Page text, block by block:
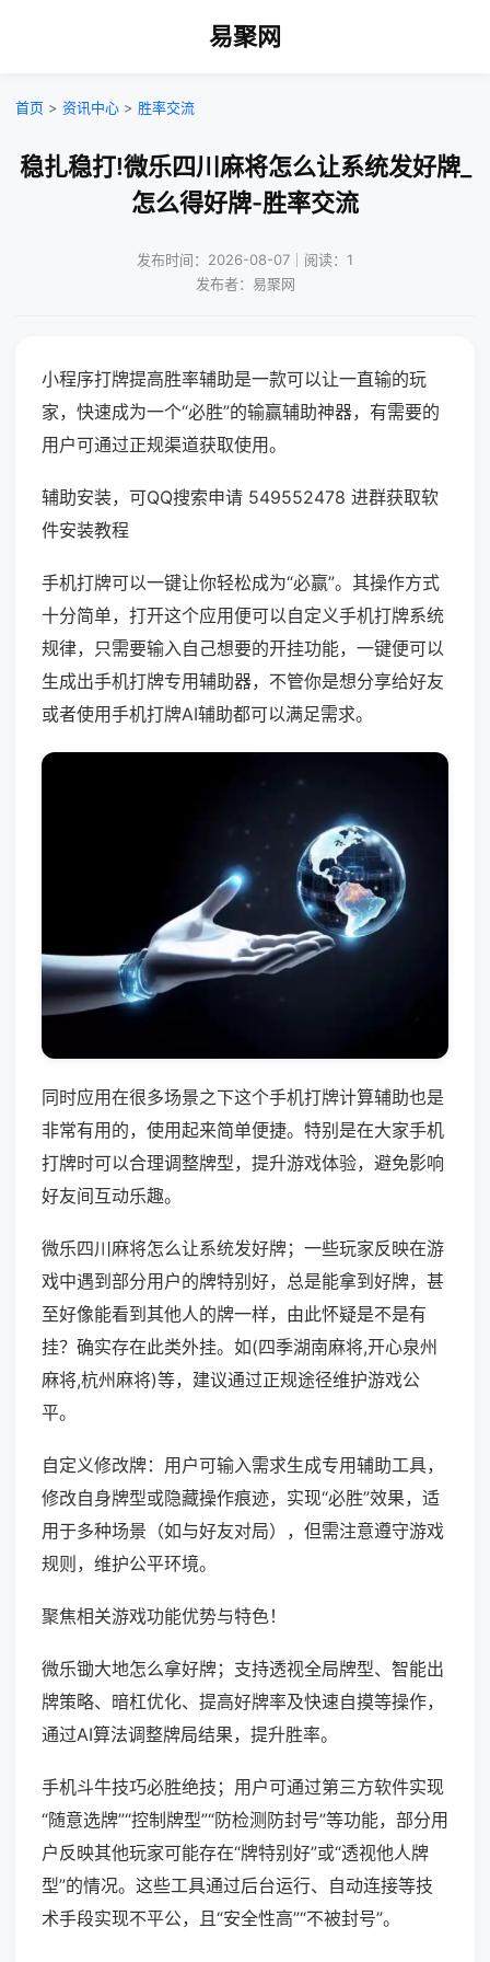
易聚网
首页 > 资讯中心 > 胜率交流
稳扎稳打!微乐四川麻将怎么让系统发好牌_
怎么得好牌-胜率交流
发布时间：2026-08-07｜阅读：1
发布者：易聚网
小程序打牌提高胜率辅助是一款可以让一直输的玩
家，快速成为一个“必胜”的输赢辅助神器，有需要的
用户可通过正规渠道获取使用。
辅助安装，可QQ搜索申请 549552478 进群获取软
件安装教程
手机打牌可以一键让你轻松成为“必赢”。其操作方式
十分简单，打开这个应用便可以自定义手机打牌系统
规律，只需要输入自己想要的开挂功能，一键便可以
生成出手机打牌专用辅助器，不管你是想分享给好友
或者使用手机打牌AI辅助都可以满足需求。
同时应用在很多场景之下这个手机打牌计算辅助也是
非常有用的，使用起来简单便捷。特别是在大家手机
打牌时可以合理调整牌型，提升游戏体验，避免影响
好友间互动乐趣。
微乐四川麻将怎么让系统发好牌；一些玩家反映在游
戏中遇到部分用户的牌特别好，总是能拿到好牌，甚
至好像能看到其他人的牌一样，由此怀疑是不是有
挂？确实存在此类外挂。如(四季湖南麻将,开心泉州
麻将,杭州麻将)等，建议通过正规途径维护游戏公
平。
自定义修改牌：用户可输入需求生成专用辅助工具，
修改自身牌型或隐藏操作痕迹，实现“必胜”效果，适
用于多种场景（如与好友对局），但需注意遵守游戏
规则，维护公平环境。
聚焦相关游戏功能优势与特色！
微乐锄大地怎么拿好牌；支持透视全局牌型、智能出
牌策略、暗杠优化、提高好牌率及快速自摸等操作，
通过AI算法调整牌局结果，提升胜率。
手机斗牛技巧必胜绝技；用户可通过第三方软件实现
“随意选牌”“控制牌型”“防检测防封号”等功能，部分用
户反映其他玩家可能存在“牌特别好”或“透视他人牌
型”的情况。这些工具通过后台运行、自动连接等技
术手段实现不平公，且“安全性高”“不被封号”。